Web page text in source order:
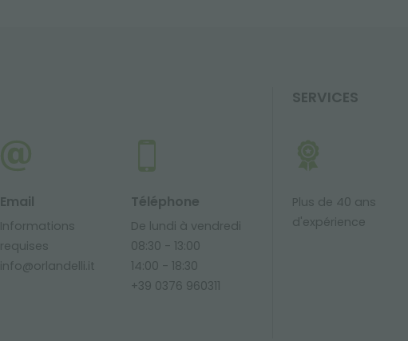
Email
Informations
requises
info@orlandelli.it
Téléphone
De lundi à vendredi
08:30 - 13:00
14:00 - 18:30
+39 0376 960311
SERVICES
Plus de 40 ans
d'expérience